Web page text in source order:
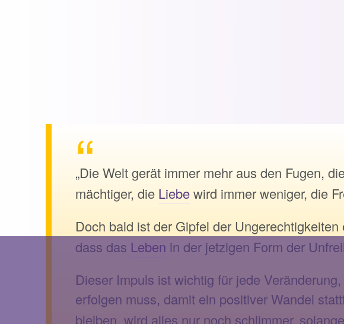
„Die Welt gerät immer mehr aus den Fugen,
mächtiger, die Liebewird immer weniger, die
Doch bald ist der Gipfel der
dass das Leben in der jetzigen Form der
Dieser Impuls ist wichtig für jede
erfolgen muss, damit ein positiver Wandel
bleiben, wird alles nur noch schlimmer,